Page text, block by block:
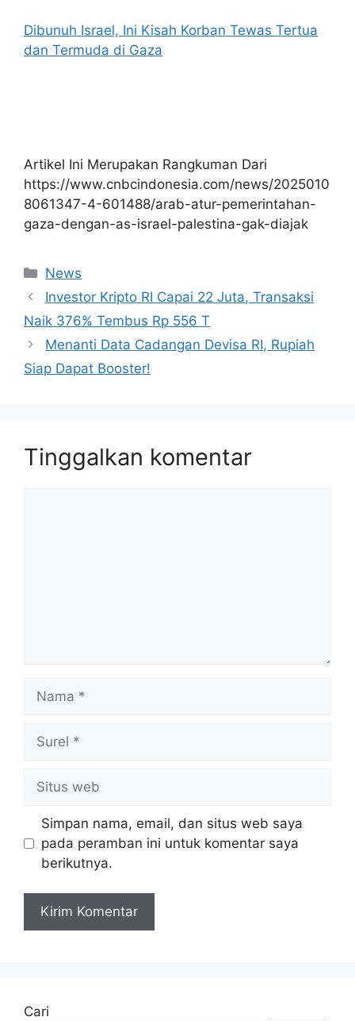
Dibunuh Israel, Ini Kisah Korban Tewas Tertua
dan Termuda di Gaza
Artikel Ini Merupakan Rangkuman Dari
https://www.cnbcindonesia.com/news/2025010
8061347-4-601488/arab-atur-pemerintahan-
gaza-dengan-as-israel-palestina-gak-diajak
Kategori
News
Investor Kripto RI Capai 22 Juta, Transaksi
Naik 376% Tembus Rp 556 T
Menanti Data Cadangan Devisa RI, Rupiah
Siap Dapat Booster!
Tinggalkan komentar
web
Simpan nama, email, dan situs web saya
pada peramban ini untuk komentar saya
berikutnya.
Cari